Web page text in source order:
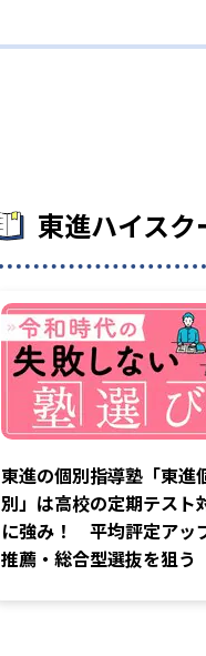
東進ハイス
東進の個別指導塾「東進
別」は高校の定期テスト
に強み！ 平均評定アッ
推薦・総合型選抜を狙う